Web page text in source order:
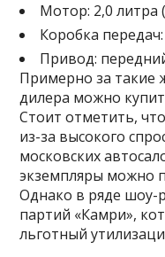
Мотор: 2,0 литра
Коробка
Привод:
Примерно за такие
дилера можно
Стоит отметить,
из-за высокого
московских
экземпляры можно
Однако в ряде
партий «Камри»,
льготный